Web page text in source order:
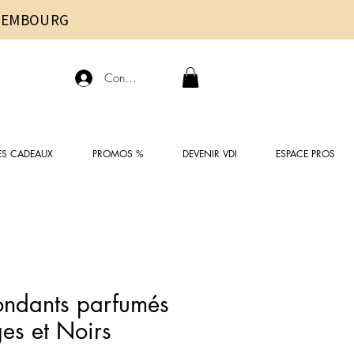
Connexion
CADEAUX PROMOS % DEVENIR VDI ESPACE PROS
parfumés
et Noirs